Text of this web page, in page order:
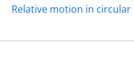
Relative motion in